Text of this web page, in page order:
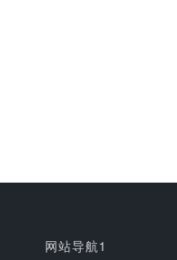
网站导航1